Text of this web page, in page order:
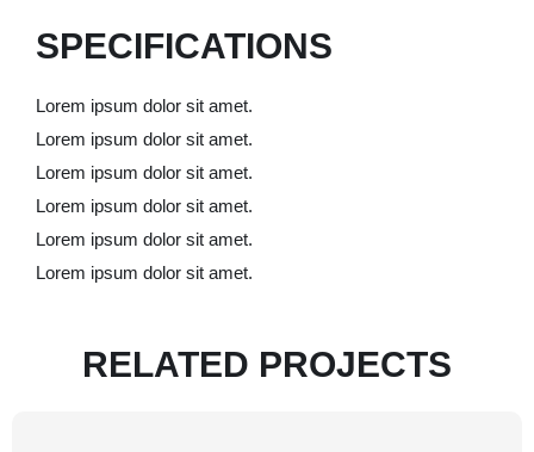
SPECIFICATIONS
Lorem ipsum dolor sit amet.
Lorem ipsum dolor sit amet.
Lorem ipsum dolor sit amet.
Lorem ipsum dolor sit amet.
Lorem ipsum dolor sit amet.
Lorem ipsum dolor sit amet.
RELATED PROJECTS